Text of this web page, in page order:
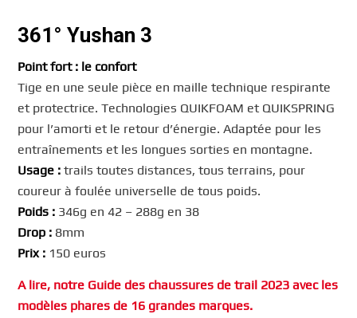
361° Yushan 3
Point fort : le confort
Tige en une seule pièce en maille technique respirante
et protectrice. Technologies QUIKFOAM et QUIKSPRING
pour l’amorti et le retour d’énergie. Adaptée pour les
entraînements et les longues sorties en montagne.
Usage : trails toutes distances, tous terrains, pour
coureur à foulée universelle de tous poids.
Poids : 346g en 42 – 288g en 38
Drop : 8mm
Prix : 150 euros
A lire, notre Guide des chaussures de trail 2023 avec les
modèles phares de 16 grandes marques.